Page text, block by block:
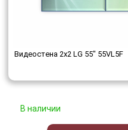
Видеостена 2x2 LG 55" 55VL5F
В наличии